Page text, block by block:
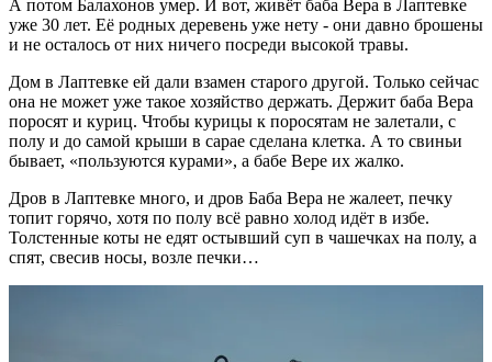
А потом Балахонов умер. И вот, живёт баба Вера в Лаптевке
уже 30 лет. Её родных деревень уже нету - они давно брошены
и не осталось от них ничего посреди высокой травы.
Дом в Лаптевке ей дали взамен старого другой. Только сейчас
она не может уже такое хозяйство держать. Держит баба Вера
поросят и куриц. Чтобы курицы к поросятам не залетали, с
полу и до самой крыши в сарае сделана клетка. А то свиньи
бывает, «пользуются курами», а бабе Вере их жалко.
Дров в Лаптевке много, и дров Баба Вера не жалеет, печку
топит горячо, хотя по полу всё равно холод идёт в избе.
Толстенные коты не едят остывший суп в чашечках на полу, а
спят, свесив носы, возле печки…